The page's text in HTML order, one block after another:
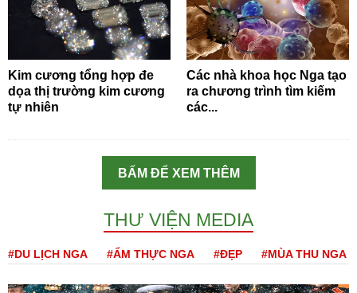
Kim cương tổng hợp đe
dọa thị trường kim cương
tự nhiên
Các nhà khoa học Nga tạo
ra chương trình tìm kiếm
các...
BẤM ĐỂ XEM THÊM
THƯ VIỆN MEDIA
#DU LỊCH NGA #ẨM THỰC NGA #ĐẸP #MÙA THU NGA